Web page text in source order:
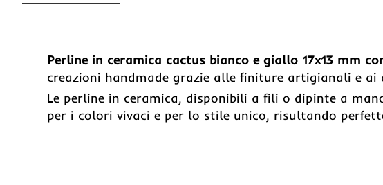
Perline in ceramica cactus bianco e giallo 17x13 mm
creazioni handmade grazie alle finiture artigianali e
Le perline in ceramica, disponibili a fili o dipinte a
per i colori vivaci e per lo stile unico, risultando